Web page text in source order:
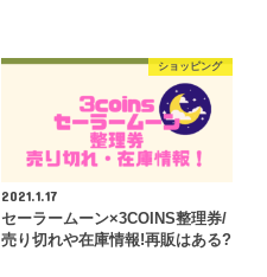
ショッピング
2021.1.17
セーラームーン×3COINS整理券/
売り切れや在庫情報!再販はある?